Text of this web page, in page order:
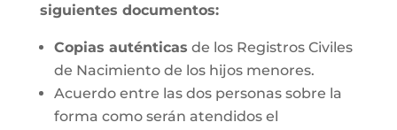
siguientes documentos:
Copias auténticas de los Registros Civiles
de Nacimiento de los hijos menores.
Acuerdo entre las dos personas sobre la
forma como serán atendidos el